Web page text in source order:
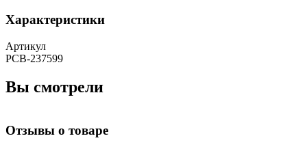
Характеристики
Артикул
РСВ-237599
Вы смотрели
Отзывы о товаре